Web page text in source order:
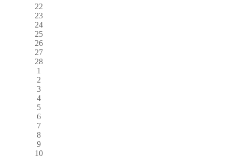
22
23
24
25
26
27
28
1
2
3
4
5
6
7
8
9
10